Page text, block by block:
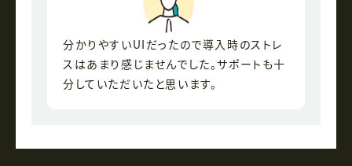
分かりやすいUIだったので導入時のストレ
スはあまり感じませんでした。サポートも十
分していただいたと思います。